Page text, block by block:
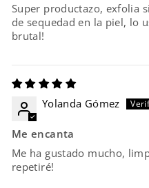
Super productazo, exfolia
de sequedad en la piel, lo
brutal!
Yolanda Gómez
Me encanta
Me ha gustado mucho,
repetiré!